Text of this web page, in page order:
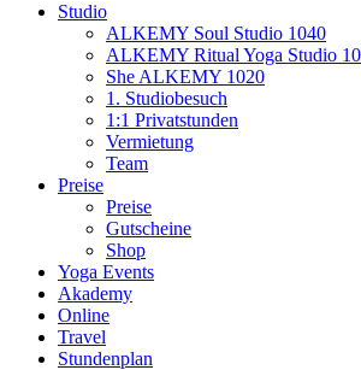
Studio
ALKEMY Soul Studio 1040
ALKEMY Ritual Yoga Studio
She ALKEMY 1020
1. Studiobesuch
1:1 Privatstunden
Vermietung
Team
Preise
Preise
Gutscheine
Shop
Yoga Events
Akademy
Online
Travel
Stundenplan